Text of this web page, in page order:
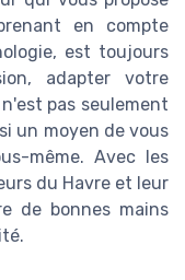
en compte
est toujours
adapter votre
pas seulement
un moyen de vous
même. Avec les
du Havre et leur
de bonnes mains